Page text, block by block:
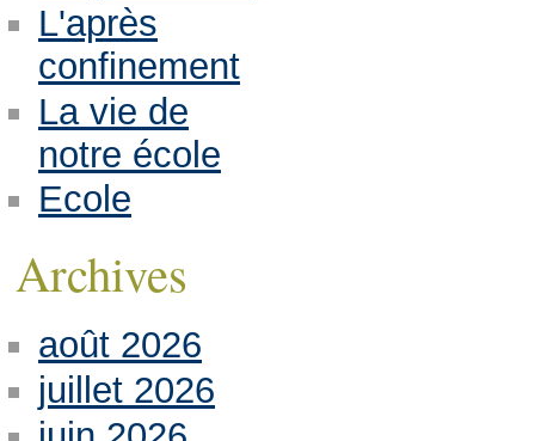
L'après
confinement
La vie de
notre école
Ecole
Archives
août 2026
juillet 2026